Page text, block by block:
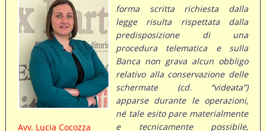
Avv. Lucia Cocozza
forma scritta richiesta dalla
legge risulta rispettata dalla
predisposizione di una
procedura telematica e sulla
Banca non grava alcun obbligo
relativo alla conservazione delle
schermate (cd. “videata”)
apparse durante le operazioni,
né tale esito pare materialmente
e tecnicamente possibile,